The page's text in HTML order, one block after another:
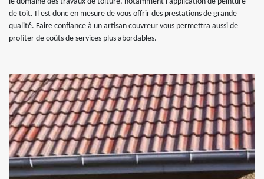
de toit. Il est donc en mesure de vous offrir des prestations de grande
qualité. Faire confiance à un artisan couvreur vous permettra aussi de
profiter de coûts de services plus abordables.